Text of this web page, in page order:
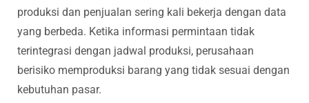
produksi dan penjualan sering kali bekerja dengan data
yang berbeda. Ketika informasi permintaan tidak
terintegrasi dengan jadwal produksi, perusahaan
berisiko memproduksi barang yang tidak sesuai dengan
kebutuhan pasar.